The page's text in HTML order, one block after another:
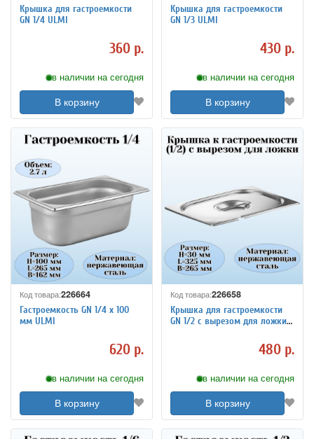
Крышка для гастроемкости
GN 1/4 ULMI
360 р.
в наличии на сегодня
В корзину
Крышка для гастроемкости
GN 1/3 ULMI
430 р.
в наличии на сегодня
В корзину
Код товара:226664
Гастроемкость GN 1/4 х 100
мм ULMI
620 р.
в наличии на сегодня
В корзину
Код товара:226658
Крышка для гастроемкости
GN 1/2 с вырезом для ложки
480 р.
в наличии на сегодня
В корзину